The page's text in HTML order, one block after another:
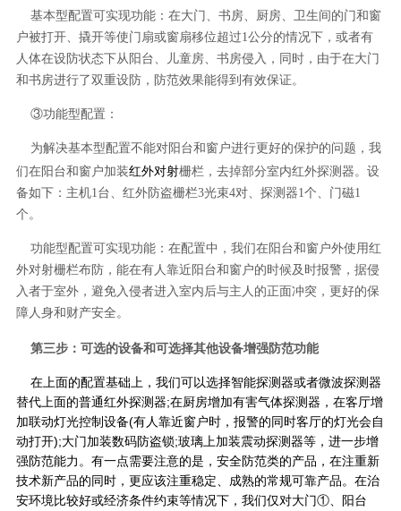
基本型配置可实现功能：在大门、书房、厨房、卫生间的门和窗
户被打开、撬开等使门扇或窗扇移位超过1公分的情况下，或者有
人体在设防状态下从阳台、儿童房、书房侵入，同时，由于在大门
和书房进行了双重设防，防范效果能得到有效保证。
③功能型配置：
为解决基本型配置不能对阳台和窗户进行更好的保护的问题，我
们在阳台和窗户加装红外对射栅栏，去掉部分室内红外探测器。设
备如下：主机1台、红外防盗栅栏3光束4对、探测器1个、门磁1
个。
功能型配置可实现功能：在配置中，我们在阳台和窗户外使用红
外对射栅栏布防，能在有人靠近阳台和窗户的时候及时报警，据侵
入者于室外，避免入侵者进入室内后与主人的正面冲突，更好的保
障人身和财产安全。
第三步：可选的设备和可选择其他设备增强防范功能
在上面的配置基础上，我们可以选择智能探测器或者微波探测器
替代上面的普通红外探测器;在厨房增加有害气体探测器，在客厅增
加联动灯光控制设备(有人靠近窗户时，报警的同时客厅的灯光会自
动打开);大门加装数码防盗锁;玻璃上加装震动探测器等，进一步增
强防范能力。有一点需要注意的是，安全防范类的产品，在注重新
技术新产品的同时，更应该注重稳定、成熟的常规可靠产品。在治
安环境比较好或经济条件约束等情况下，我们仅对大门①、阳台